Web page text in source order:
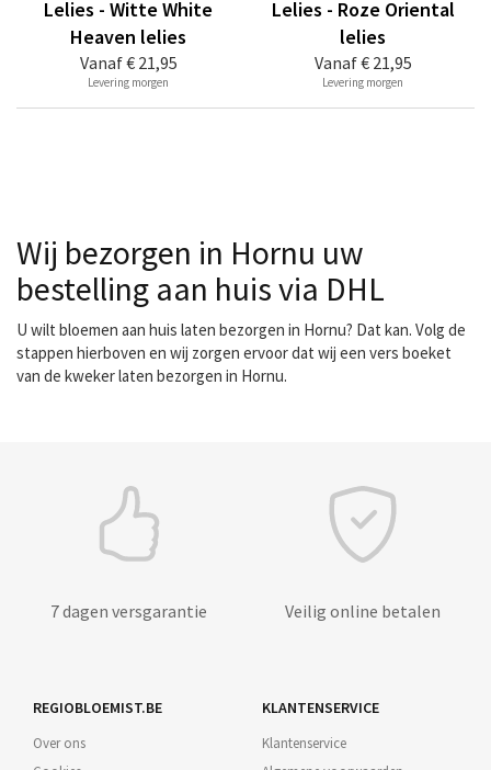
Vanaf€ 21,95
Lelies - Witte White
Heaven lelies
Levering morgen
Vanaf€ 21,95
Lelies - Roze Oriental
lelies
Levering morgen
Wij bezorgen in Hornu uw
bestelling aan huis via DHL
U wilt bloemen aan huis laten bezorgen in Hornu? Dat kan. Volg de
stappen hierboven en wij zorgen ervoor dat wij een vers boeket
van de kweker laten bezorgen in Hornu.
7 dagen versgarantie Veilig online betalen
REGIOBLOEMIST.BE
Over ons
KLANTENSERVICE
Klantenservice